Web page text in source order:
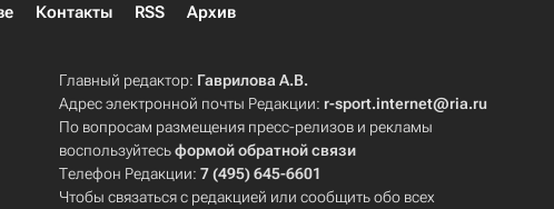
Контакты RSS Архив
Главный редактор: Гаврилова А.В.
Адрес электронной почты Редакции: r-sport.internet@ria.ru
По вопросам размещения пресс-релизов и рекламы
воспользуйтесьформой обратной связи
Телефон Редакции:7 (495) 645-6601
Чтобы связаться с редакцией или сообщить обо всех